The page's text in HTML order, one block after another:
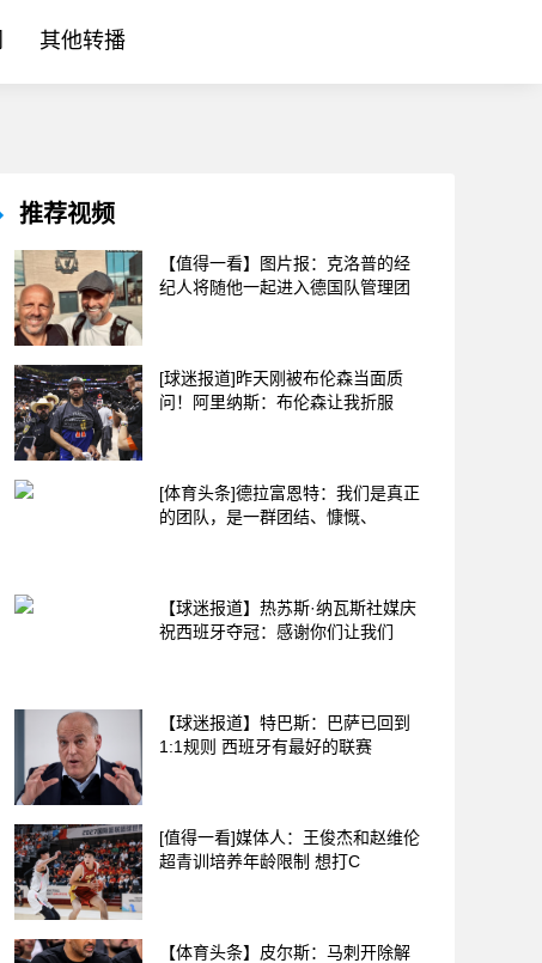
其他转播
推荐视频
【值得一看】图片报：克洛普的经
纪人将随他一起进入德国队管理团
[球迷报道]昨天刚被布伦森当面质
问！阿里纳斯：布伦森让我折服
[体育头条]德拉富恩特：我们是真正
的团队，是一群团结、慷慨、
【球迷报道】热苏斯·纳瓦斯社媒庆
祝西班牙夺冠：感谢你们让我们
【球迷报道】特巴斯：巴萨已回到
1:1规则 西班牙有最好的联赛
[值得一看]媒体人：王俊杰和赵维伦
超青训培养年龄限制 想打C
【体育头条】皮尔斯：马刺开除解